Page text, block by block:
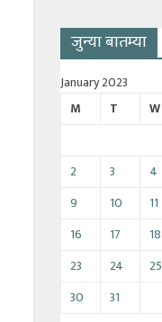
जुन्या बातम्या
January 2023
M
T W
2
3 4
9
10 11
16
17 18
23
24 25
30
31